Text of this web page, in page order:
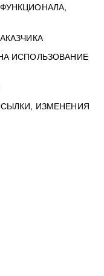
ИСПОЛЬЗОВАНИЕ
ИЗМЕНЕНИЯ